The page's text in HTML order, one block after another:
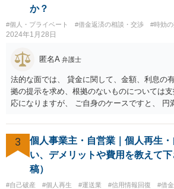
か？
#個人・プライベート #借金返済の相談・交渉 #時効
2024年1月28日
匿名A 弁護士
法的な面では、 貸金に関して、金額、利息の
拠の提示を求め、根拠のないものについては
応になりますが、 ご自身のケースですと、 円
けではありません）。 何某かの主張をされた
に相談されるという形でよいかと思います。
3
個人事業主・自営業｜個人再生
い、デメリットや費用を教えて
稿）
#自己破産 #個人再生 #運送業 #信用情報回復 #借